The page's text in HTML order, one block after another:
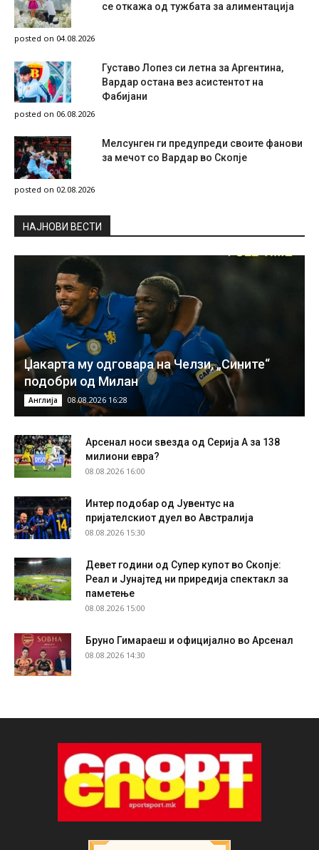
се откажа од тужбата за алиментација
posted on 04.08.2026
Густаво Лопез си летна за Аргентина,
Вардар остана вез асистентот на
Фабијани
posted on 06.08.2026
Мелсунген ги предупреди своите фанови
за мечот со Вардар во Скопје
posted on 02.08.2026
НAЈНОВИ ВЕСТИ
Џакарта му одговара на Челзи, „Сините“
подобри од Милан
Англија 08.08.2026 16:28
Арсенал носи ѕвезда од Серија А за 138
милиони евра?
08.08.2026 16:00
Интер подобар од Јувентус на
пријателскиот дуел во Австралија
08.08.2026 15:30
Девет години од Супер купот во Скопје:
Реал и Јунајтед ни приредија спектакл за
паметење
08.08.2026 15:00
Бруно Гимараеш и официјално во Арсенал
08.08.2026 14:30